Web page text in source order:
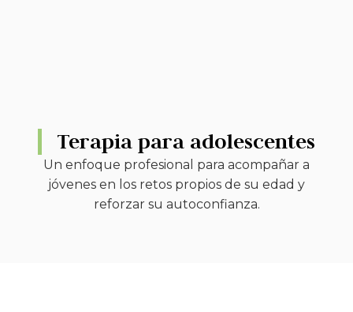
Terapia para adolescentes
Un enfoque profesional para acompañar a
jóvenes en los retos propios de su edad y
reforzar su autoconfianza.